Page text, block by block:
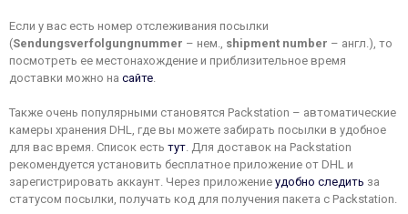
Если у вас есть номер отслеживания посылки
(Sendungsverfolgungnummer – нем., shipment number – англ.), то
посмотреть ее местонахождение и приблизительное время
доставки можно на сайте.
Также очень популярными становятся Packstation – автоматические
камеры хранения DHL, где вы можете забирать посылки в удобное
для вас время. Список есть тут. Для доставок на Packstation
рекомендуется установить бесплатное приложение от DHL и
зарегистрировать аккаунт. Через приложение удобно следить за
статусом посылки, получать код для получения пакета с Packstation.